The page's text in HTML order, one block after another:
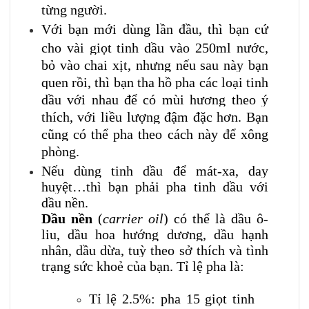
từng người.
Với bạn mới dùng lần đầu, thì bạn cứ
cho vài giọt tinh dầu vào 250ml nước,
bỏ vào chai xịt, nhưng nếu sau này bạn
quen rồi, thì bạn tha hồ pha các loại tinh
dầu với nhau để có mùi hương theo ý
thích, với liều lượng đậm đặc hơn. Bạn
cũng có thể pha theo cách này để xông
phòng.
Nếu dùng tinh dầu để mát-xa, day
huyệt…thì bạn phải pha tinh dầu với
dầu nền.
Dầu nền (carrier oil) có thể là dầu ô-
liu, dầu hoa hướng dương, dầu hạnh
nhân, dầu dừa, tuỳ theo sở thích và tình
trạng sức khoẻ của bạn. Tỉ lệ pha là:
Tỉ lệ 2.5%: pha 15 giọt tinh